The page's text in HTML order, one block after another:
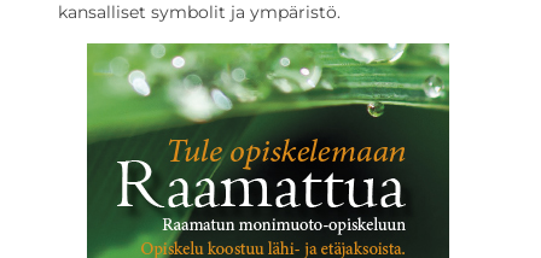
kansalliset symbolit ja ympäristö.